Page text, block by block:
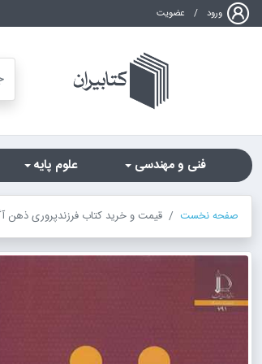
ورود / عضویت
فنی و مهندسی علوم پایه
صفحه نخست قیمت و خرید کتاب فرزندپروری ذهن